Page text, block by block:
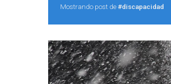
Mostrando post de#discapacidad